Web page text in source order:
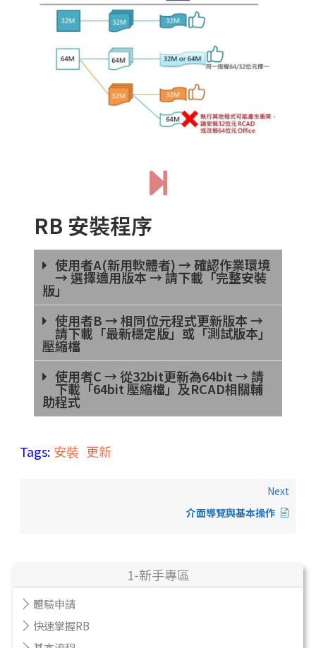
1-新手專區
體驗申請
快速掌握RB
RB 安裝程序
使用者A(新用軟體者) → 確認作業環境
→ 選擇適用版本 → 請下載「完整安裝
版」
使用者B → 相同位元程式更新版本 →
請下載「最新穩定版」或「測試版本」
壓縮檔
使用者C → 從32bit更新為64bit → 請
下載「64bit 壓縮檔」及RCAD相關輔
助程式
Tags: 安裝 更新
Next
介面導覽與基本操作